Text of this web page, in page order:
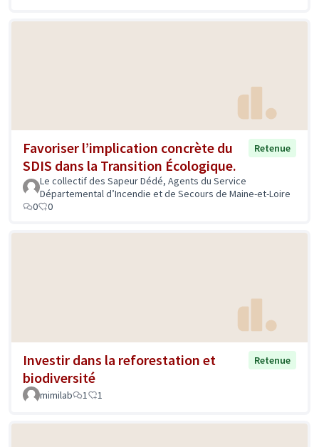
Favoriser l’implication concrète du
SDIS dans la Transition Écologique.
Retenue
Le collectif des Sapeur Dédé, Agents du Service
Départemental d’Incendie et de Secours de Maine-et-Loire
0
0
Investir dans la reforestation et
biodiversité
Retenue
mimilab 1 1